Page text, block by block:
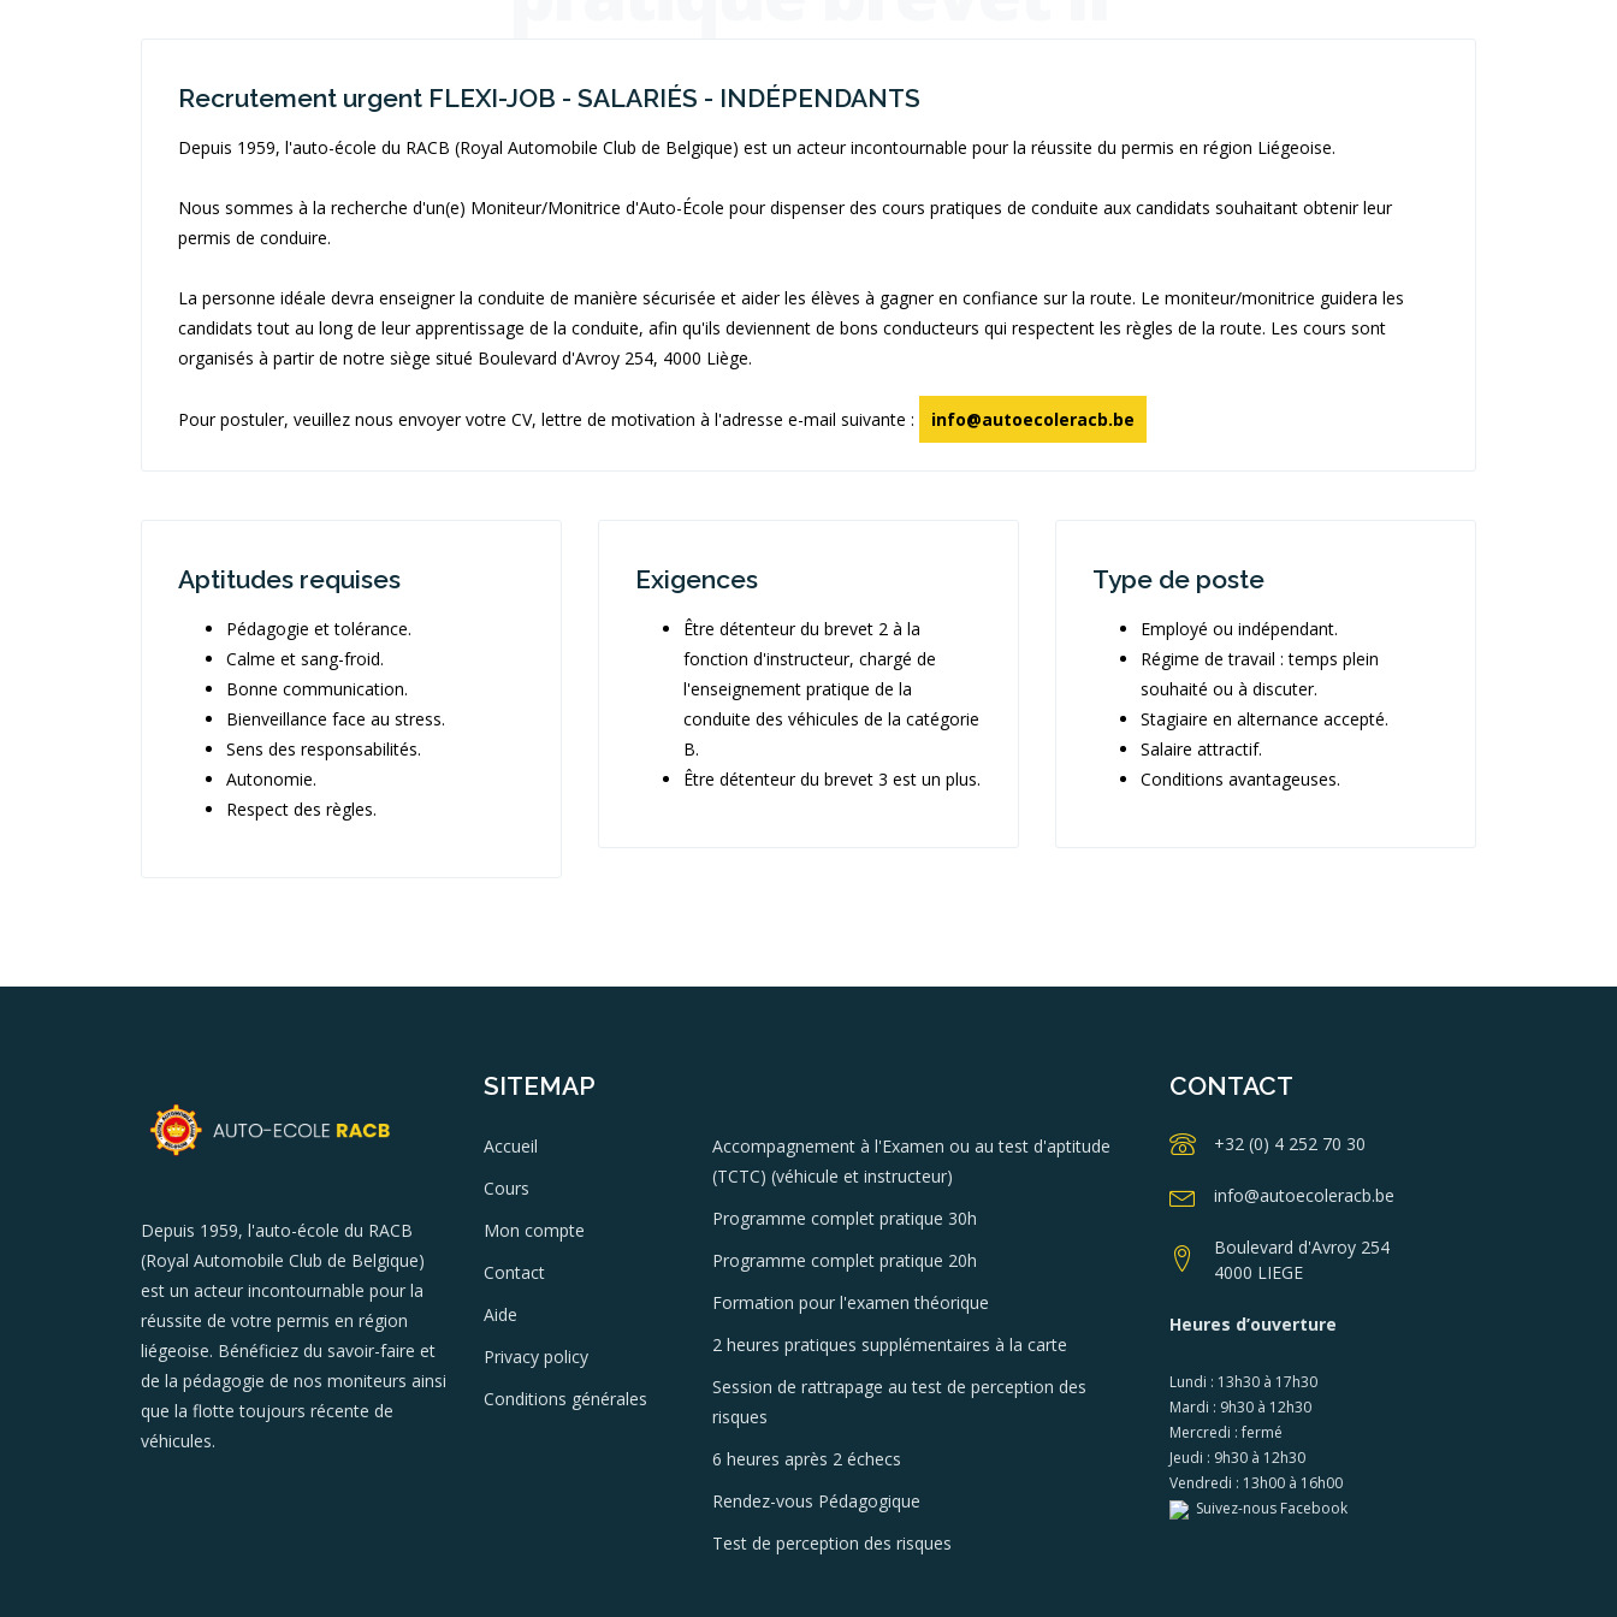
Recrutement urgent FLEXI-JOB - SALARIÉS - INDÉPENDANTS
Depuis 1959, l'auto-école du RACB (Royal Automobile Club de Belgique) est un acteur incontournable pour la réussite du permis en région Liégeoise.
Nous sommes à la recherche d'un(e) Moniteur/Monitrice d'Auto-École pour dispenser des cours pratiques de conduite aux candidats souhaitant obtenir leur
permis de conduire.
La personne idéale devra enseigner la conduite de manière sécurisée et aider les élèves à gagner en confiance sur la route. Le moniteur/monitrice guidera les
candidats tout au long de leur apprentissage de la conduite, afin qu'ils deviennent de bons conducteurs qui respectent les règles de la route. Les cours sont
organisés à partir de notre siège situé Boulevard d'Avroy 254, 4000 Liège.
Pour postuler, veuillez nous envoyer votre CV, lettre de motivation à l'adresse e-mail suivante : info@autoecoleracb.be
Aptitudes requises
Pédagogie et tolérance.
Calme et sang-froid.
Bonne communication.
Bienveillance face au stress.
Sens des responsabilités.
Autonomie.
Respect des règles.
Exigences
Être détenteur du brevet 2 à la
fonction d'instructeur, chargé de
l'enseignement pratique de la
conduite des véhicules de la catégorie
B.
Être détenteur du brevet 3 est un plus.
Type de poste
Employé ou indépendant.
Régime de travail : temps plein
souhaité ou à discuter.
Stagiaire en alternance accepté.
Salaire attractif.
Conditions avantageuses.
Depuis 1959, l'auto-école du RACB
(Royal Automobile Club de Belgique)
est un acteur incontournable pour la
réussite de votre permis en région
liégeoise. Bénéficiez du savoir-faire et
de la pédagogie de nos moniteurs ainsi
que la flotte toujours récente de
véhicules.
SITEMAP
Accueil
Cours
Mon compte
Contact
Aide
Privacy policy
Conditions générales
Accompagnement à l'Examen ou au test d'aptitude
(TCTC) (véhicule et instructeur)
Programme complet pratique 30h
Programme complet pratique 20h
Formation pour l'examen théorique
2 heures pratiques supplémentaires à la carte
Session de rattrapage au test de perception des
risques
6 heures après 2 échecs
Rendez-vous Pédagogique
Test de perception des risques
CONTACT
+32 (0) 4 252 70 30
info@autoecoleracb.be
Boulevard d'Avroy 254
4000 LIEGE
Heures d’ouverture
Lundi : 13h30 à 17h30
Mardi : 9h30 à 12h30
Mercredi : fermé
Jeudi : 9h30 à 12h30
Vendredi : 13h00 à 16h00
Suivez-nous Facebook